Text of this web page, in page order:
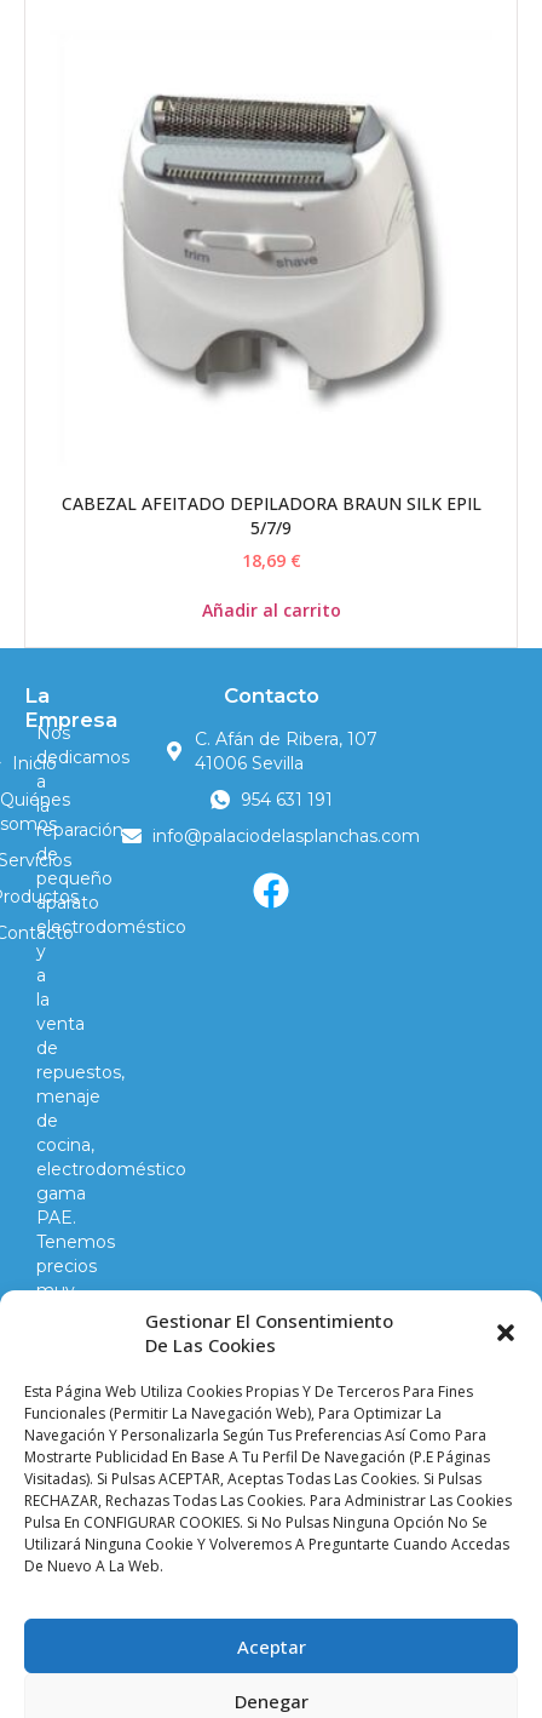
Gestionar El Consentimiento
De Las Cookies
Esta Página Web Utiliza Cookies Propias Y De Terceros Para Fines
Funcionales (permitir La Navegación Web), Para Optimizar La
Navegación Y Personalizarla Según Tus Preferencias Así Como Para
Mostrarte Publicidad En Base A Tu Perfil De Navegación (p.e Páginas
Visitadas). Si Pulsas ACEPTAR, Aceptas Todas Las Cookies. Si Pulsas
RECHAZAR, Rechazas Todas Las Cookies. Para Administrar Las Cookies
Pulsa En CONFIGURAR COOKIES. Si No Pulsas Ninguna Opción No Se
Utilizará Ninguna Cookie Y Volveremos A Preguntarte Cuando Accedas
De Nuevo A La Web.
Aceptar
Denegar
CABEZAL AFEITADO DEPILADORA BRAUN SILK EPIL
5/7/9
18,69 €
Añadir al carrito
Nos
dedicamos
a
la
reparación
de
pequeño
aparato
electrodoméstico
y
a
la
venta
de
repuestos,
menaje
de
cocina,
electrodoméstico
gama
PAE.
Tenemos
precios
muy
competitivos
lo
que
hacemos
y
vendemos.
La
Empresa
Inicio
Quiénes
somos
Contacto
C. Afán de Ribera, 107
41006 Sevilla
954 631 191
info@palaciodelasplanchas.com
Aviso legal |
Condiciones de venta y envíos |